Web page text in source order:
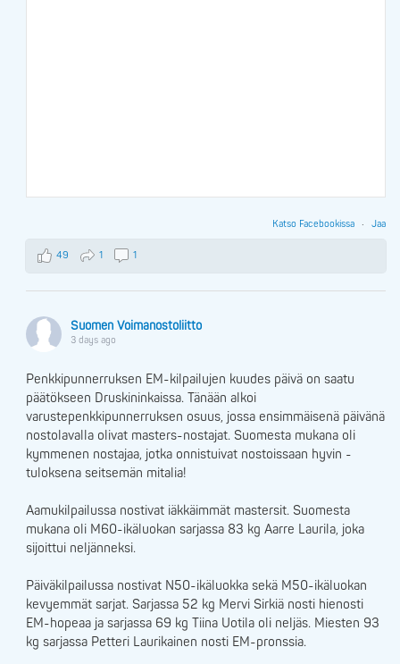
Katso Facebookissa · Jaa
49 1 1
Suomen Voimanostoliitto
3 days ago
Penkkipunnerruksen EM-kilpailujen kuudes päivä on saatu
päätökseen Druskininkaissa. Tänään alkoi
varustepenkkipunnerruksen osuus, jossa ensimmäisenä päivänä
nostolavalla olivat masters-nostajat. Suomesta mukana oli
kymmenen nostajaa, jotka onnistuivat nostoissaan hyvin -
tuloksena seitsemän mitalia!
Aamukilpailussa nostivat iäkkäimmät mastersit. Suomesta
mukana oli M60-ikäluokan sarjassa 83 kg Aarre Laurila, joka
sijoittui neljänneksi.
Päiväkilpailussa nostivat N50-ikäluokka sekä M50-ikäluokan
kevyemmät sarjat. Sarjassa 52 kg Mervi Sirkiä nosti hienosti
EM-hopeaa ja sarjassa 69 kg Tiina Uotila oli neljäs. Miesten 93
kg sarjassa Petteri Laurikainen nosti EM-pronssia.